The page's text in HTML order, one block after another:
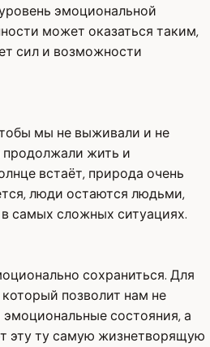
эмоциональной
может оказаться таким,
сил и возможности
мы не выживали и не
продолжали жить и
встаёт, природа очень
люди остаются людьми,
самых сложных ситуациях.
сохраниться. Для
позволит нам не
состояния, а
эту ту самую жизнетворящую